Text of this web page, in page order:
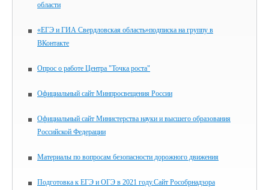
области
«ЕГЭ и ГИА Свердловская область»подписка на группу в
ВКонтакте
Опрос о работе Центра "Точка роста"
Официальный сайт Минпросвещения России
Официальный сайт Министерства науки и высшего образования
Российской Федерации
Материалы по вопросам безопасности дорожного движения
Подготовка к ЕГЭ и ОГЭ в 2021 году.Сайт Рособрнадзора